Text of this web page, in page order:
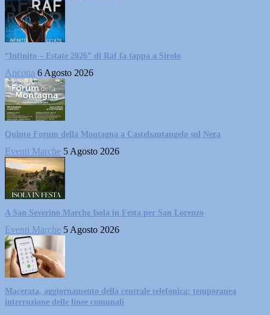
“Infinito – Estate 2026” di Raf fa tappa a Sirolo
Ancona 6 Agosto 2026
Quinto Forum della Montagna a Castelsantangelo sul Nera
Eventi Marche 5 Agosto 2026
A San Severino Marche Isola in Festa per San Lorenzo
Eventi Marche 5 Agosto 2026
Macerata, aggiornamento della centrale telefonica: temporanea
interruzione delle linee comunali